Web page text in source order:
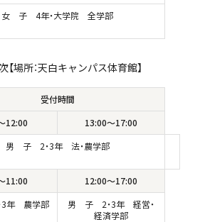
女 子 4年・大学院 全学部
場所：天白キャンパス体育館】
受付時間
12:00
13:00～17:00
男 子 2・3年 法・農学部
11:00
12:00～17:00
年 農学部
男 子 2・3年 経営・
経済学部